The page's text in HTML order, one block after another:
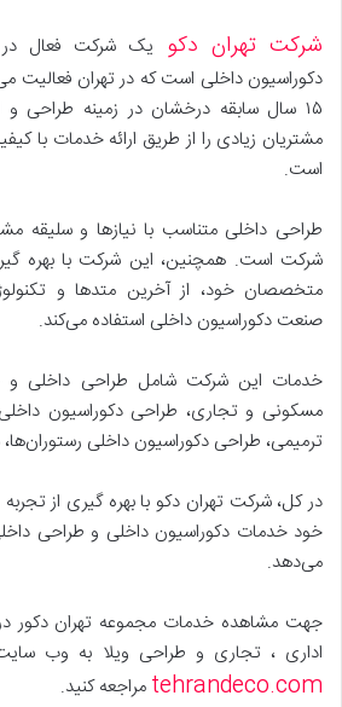
شرکت تهران دکو یک شرکت فعال
دکوراسیون داخلی است که در تهران فعالیت
۱۵ سال سابقه درخشان در زمینه طراحی و
مشتریان زیادی را از طریق ارائه خدمات با
است.
طراحی داخلی متناسب با نیازها و سلیقه
شرکت است. همچنین، این شرکت با بهره
متخصصان خود، از آخرین متدها و
صنعت دکوراسیون داخلی استفاده می‌کند.
خدمات این شرکت شامل طراحی داخلی و
مسکونی و تجاری، طراحی دکوراسیون
ترمیمی، طراحی دکوراسیون داخلی
در کل، شرکت تهران دکو با بهره گیری از
خود خدمات دکوراسیون داخلی و طراحی
می‌دهد.
جهت مشاهده خدمات مجموعه تهران دکور در
اداری ، تجاری و طراحی ویلا به وب
tehrandeco.com مراجعه کنید.